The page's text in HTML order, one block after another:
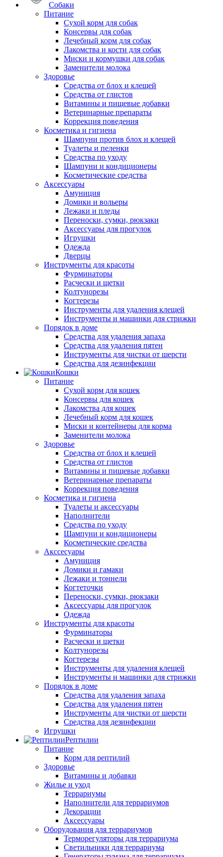
Собаки
Питание
Сухой корм для собак
Консервы для собак
Лечебный корм для собак
Лакомства и кости для собак
Миски и кормушки для собак
Заменители молока
Здоровье
Средства от блох и клещей
Средства от глистов
Витамины и пищевые добавки
Ветеринарные препараты
Коррекция поведения
Косметика и гигиена
Шампуни против блох и клещей
Туалеты и пеленки
Средства по уходу
Шампуни и кондиционеры
Косметические средства
Аксессуары
Амуниция
Домики и вольеры
Лежаки и пледы
Переноски, сумки, рюкзаки
Аксессуары для прогулок
Игрушки
Одежда
Дверцы
Инструменты для красоты
Фурминаторы
Расчески и щетки
Колтунорезы
Когтерезы
Инструменты для удаления клещей
Инструменты и машинки для стрижки
Порядок в доме
Средства для удаления запаха
Средства для удаления пятен
Инструменты для чистки от шерсти
Средства для дезинфекции
Кошки
Питание
Сухой корм для кошек
Консервы для кошек
Лакомства для кошек
Лечебный корм для кошек
Миски и контейнеры для корма
Заменители молока
Здоровье
Средства от блох и клещей
Средства от глистов
Витамины и пищевые добавки
Ветеринарные препараты
Коррекция поведения
Косметика и гигиена
Туалеты и аксессуары
Наполнители
Средства по уходу
Шампуни и кондиционеры
Косметические средства
Акссесуары
Амуниция
Домики и гамаки
Лежаки и тоннели
Когтеточки
Переноски, сумки, рюкзаки
Аксессуары для прогулок
Одежда
Инструменты для красоты
Фурминаторы
Расчески и щетки
Колтунорезы
Когтерезы
Инструменты для удаления клещей
Инструменты и машинки для стрижки
Порядок в доме
Средства для удаления запаха
Средства для удаления пятен
Инструменты для чистки от шерсти
Средства для дезинфекции
Игрушки
Рептилии
Питание
Корм для рептилий
Здоровье
Витамины и добавки
Жилье и уход
Террариумы
Наполнители для террариумов
Декорации
Аксессуары
Оборудования для террариумов
Терморегуляторы для террариума
Светильники для террариума